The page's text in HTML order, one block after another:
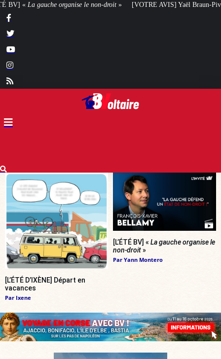
» [VOTRE AVIS] Yaël Braun-Pivet doit-elle renoncer à son projet
[L’ÉTÉ D’IXÈNE] Départ en
vacances
Par Ixene
[L’ÉTÉ BV] « La gauche organise le
non-droit»
Par Yann Montero